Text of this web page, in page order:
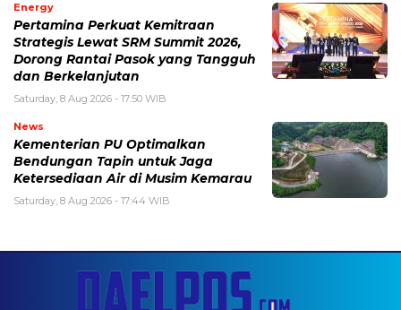
Energy
Pertamina Perkuat Kemitraan
Strategis Lewat SRM Summit 2026,
Dorong Rantai Pasok yang Tangguh
dan Berkelanjutan
Saturday, 8 Aug 2026 - 17:50 WIB
News
Kementerian PU Optimalkan
Bendungan Tapin untuk Jaga
Ketersediaan Air di Musim Kemarau
Saturday, 8 Aug 2026 - 17:44 WIB